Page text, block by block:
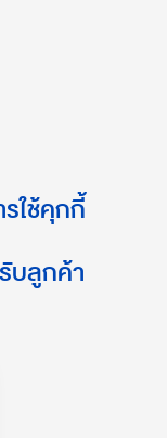
ใช้คุกกี้
บลูกค้า